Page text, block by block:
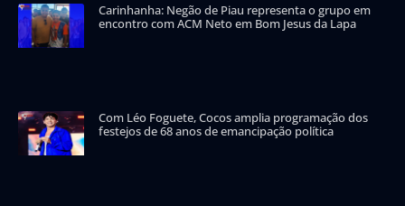
Carinhanha: Negão de Piau representa o grupo em
encontro com ACM Neto em Bom Jesus da Lapa
Com Léo Foguete, Cocos amplia programação dos
festejos de 68 anos de emancipação política